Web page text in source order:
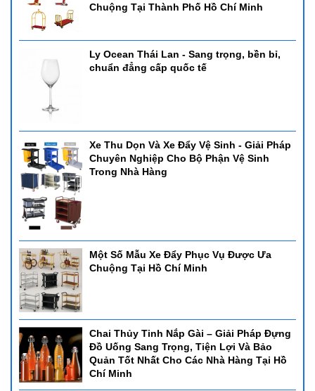
Chuộng Tại Thành Phố Hồ Chí Minh
Ly Ocean Thái Lan - Sang trọng, bền bỉ,
chuẩn đẳng cấp quốc tế
Xe Thu Dọn Và Xe Đẩy Vệ Sinh - Giải Pháp
Chuyên Nghiệp Cho Bộ Phận Vệ Sinh
Trong Nhà Hàng
Một Số Mẫu Xe Đẩy Phục Vụ Được Ưa
Chuộng Tại Hồ Chí Minh
Chai Thủy Tinh Nắp Gài – Giải Pháp Đựng
Đồ Uống Sang Trọng, Tiện Lợi Và Bảo
Quản Tốt Nhất Cho Các Nhà Hàng Tại Hồ
Chí Minh